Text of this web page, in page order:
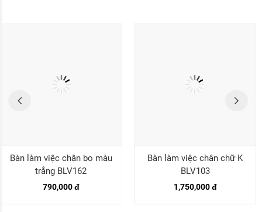
Bàn làm việc chân bo màu
trắng BLV162
790,000 đ
Bàn làm việc chân chữ K
BLV103
1,750,000 đ